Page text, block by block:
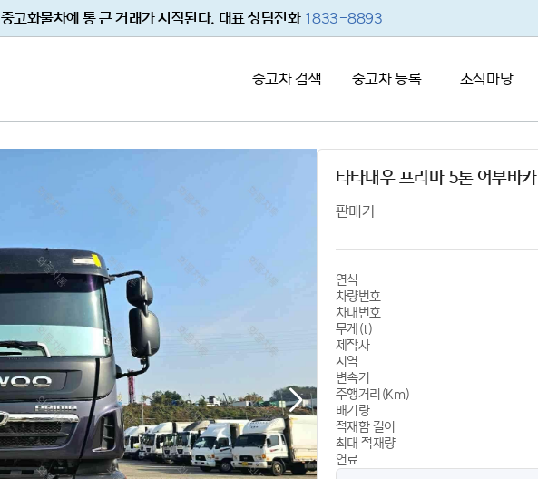
중고화물차에 통 큰 거래가 시작된다. 대표 상담전화 1833-8893
중고차 검색 중고차 등록 소식마당
타타대우 프리마 5톤 어부바카
판매가
연식
차량번호
차대번호
무게(t)
제작사
지역
변속기
주행거리(Km)
배기량
적재함 길이
최대 적재량
연료